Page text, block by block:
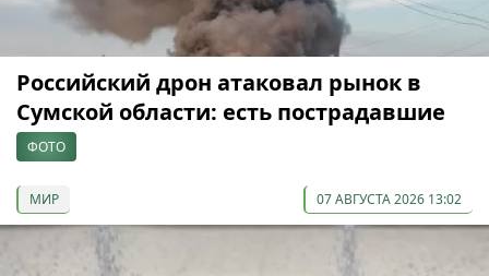
Российский дрон атаковал рынок в
Сумской области: есть пострадавшие
ФОТО
МИР 07 АВГУСТА 2026 13:02